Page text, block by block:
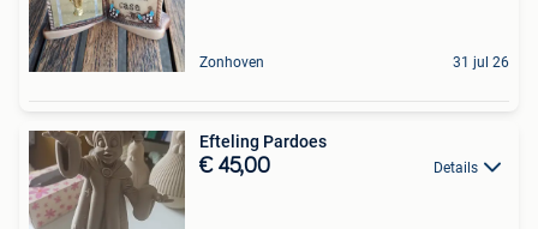
Zonhoven 31 jul 26
Efteling Pardoes
€ 45,00 Details